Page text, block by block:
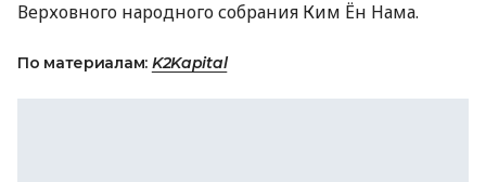
Верховного народного собрания Ким Ён Нама.
По материалам: K2Kapital